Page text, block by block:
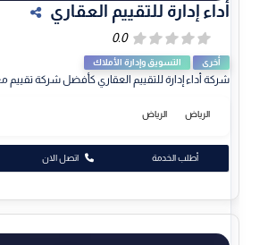
أداء إدارة للتقييم العقاري
أخرى التسويق وإدارة الأملاك
شركة أداء إدارة للتقييم العقاري كأفضل شركة تقييم
الرياض الرياض
اتصل الان أطلب الخدمة